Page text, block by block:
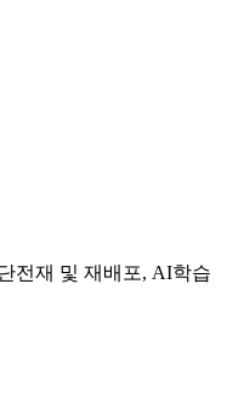
전재 및 재배포, AI학습